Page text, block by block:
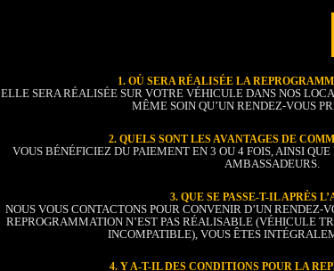
1. OÙ SERA RÉALISÉE LA
ELLE SERA RÉALISÉE SUR VOTRE VÉHICULE DANS NOS
MÊME SOIN QU’UN RENDEZ-VOUS
2. QUELS SONT LES AVANTAGES DE
VOUS BÉNÉFICIEZ DU PAIEMENT EN 3 OU 4 FOIS, AINSI QUE
AMBASSADEURS.
3. QUE SE PASSE-T-IL APRÈS
NOUS VOUS CONTACTONS POUR CONVENIR D’UN RENDEZ-
REPROGRAMMATION N’EST PAS RÉALISABLE (VÉHICULE
INCOMPATIBLE), VOUS ÊTES
4. Y A-T-IL DES CONDITIONS POUR LA